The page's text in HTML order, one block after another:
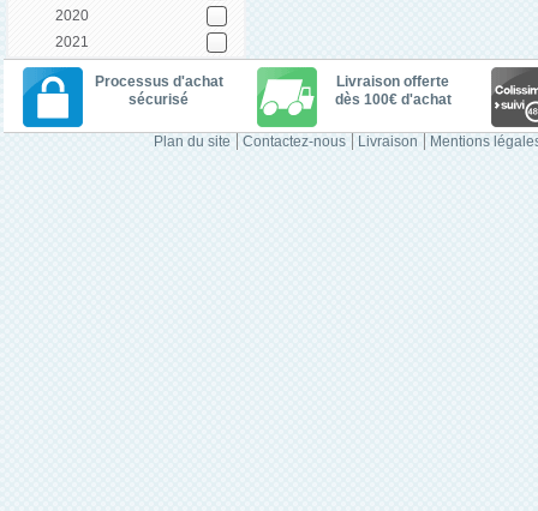
2020
2021
Processus d'achat
sécurisé
Livraison offerte
dès 100€ d'achat
Plan du site Contactez-nous Livraison Mentions